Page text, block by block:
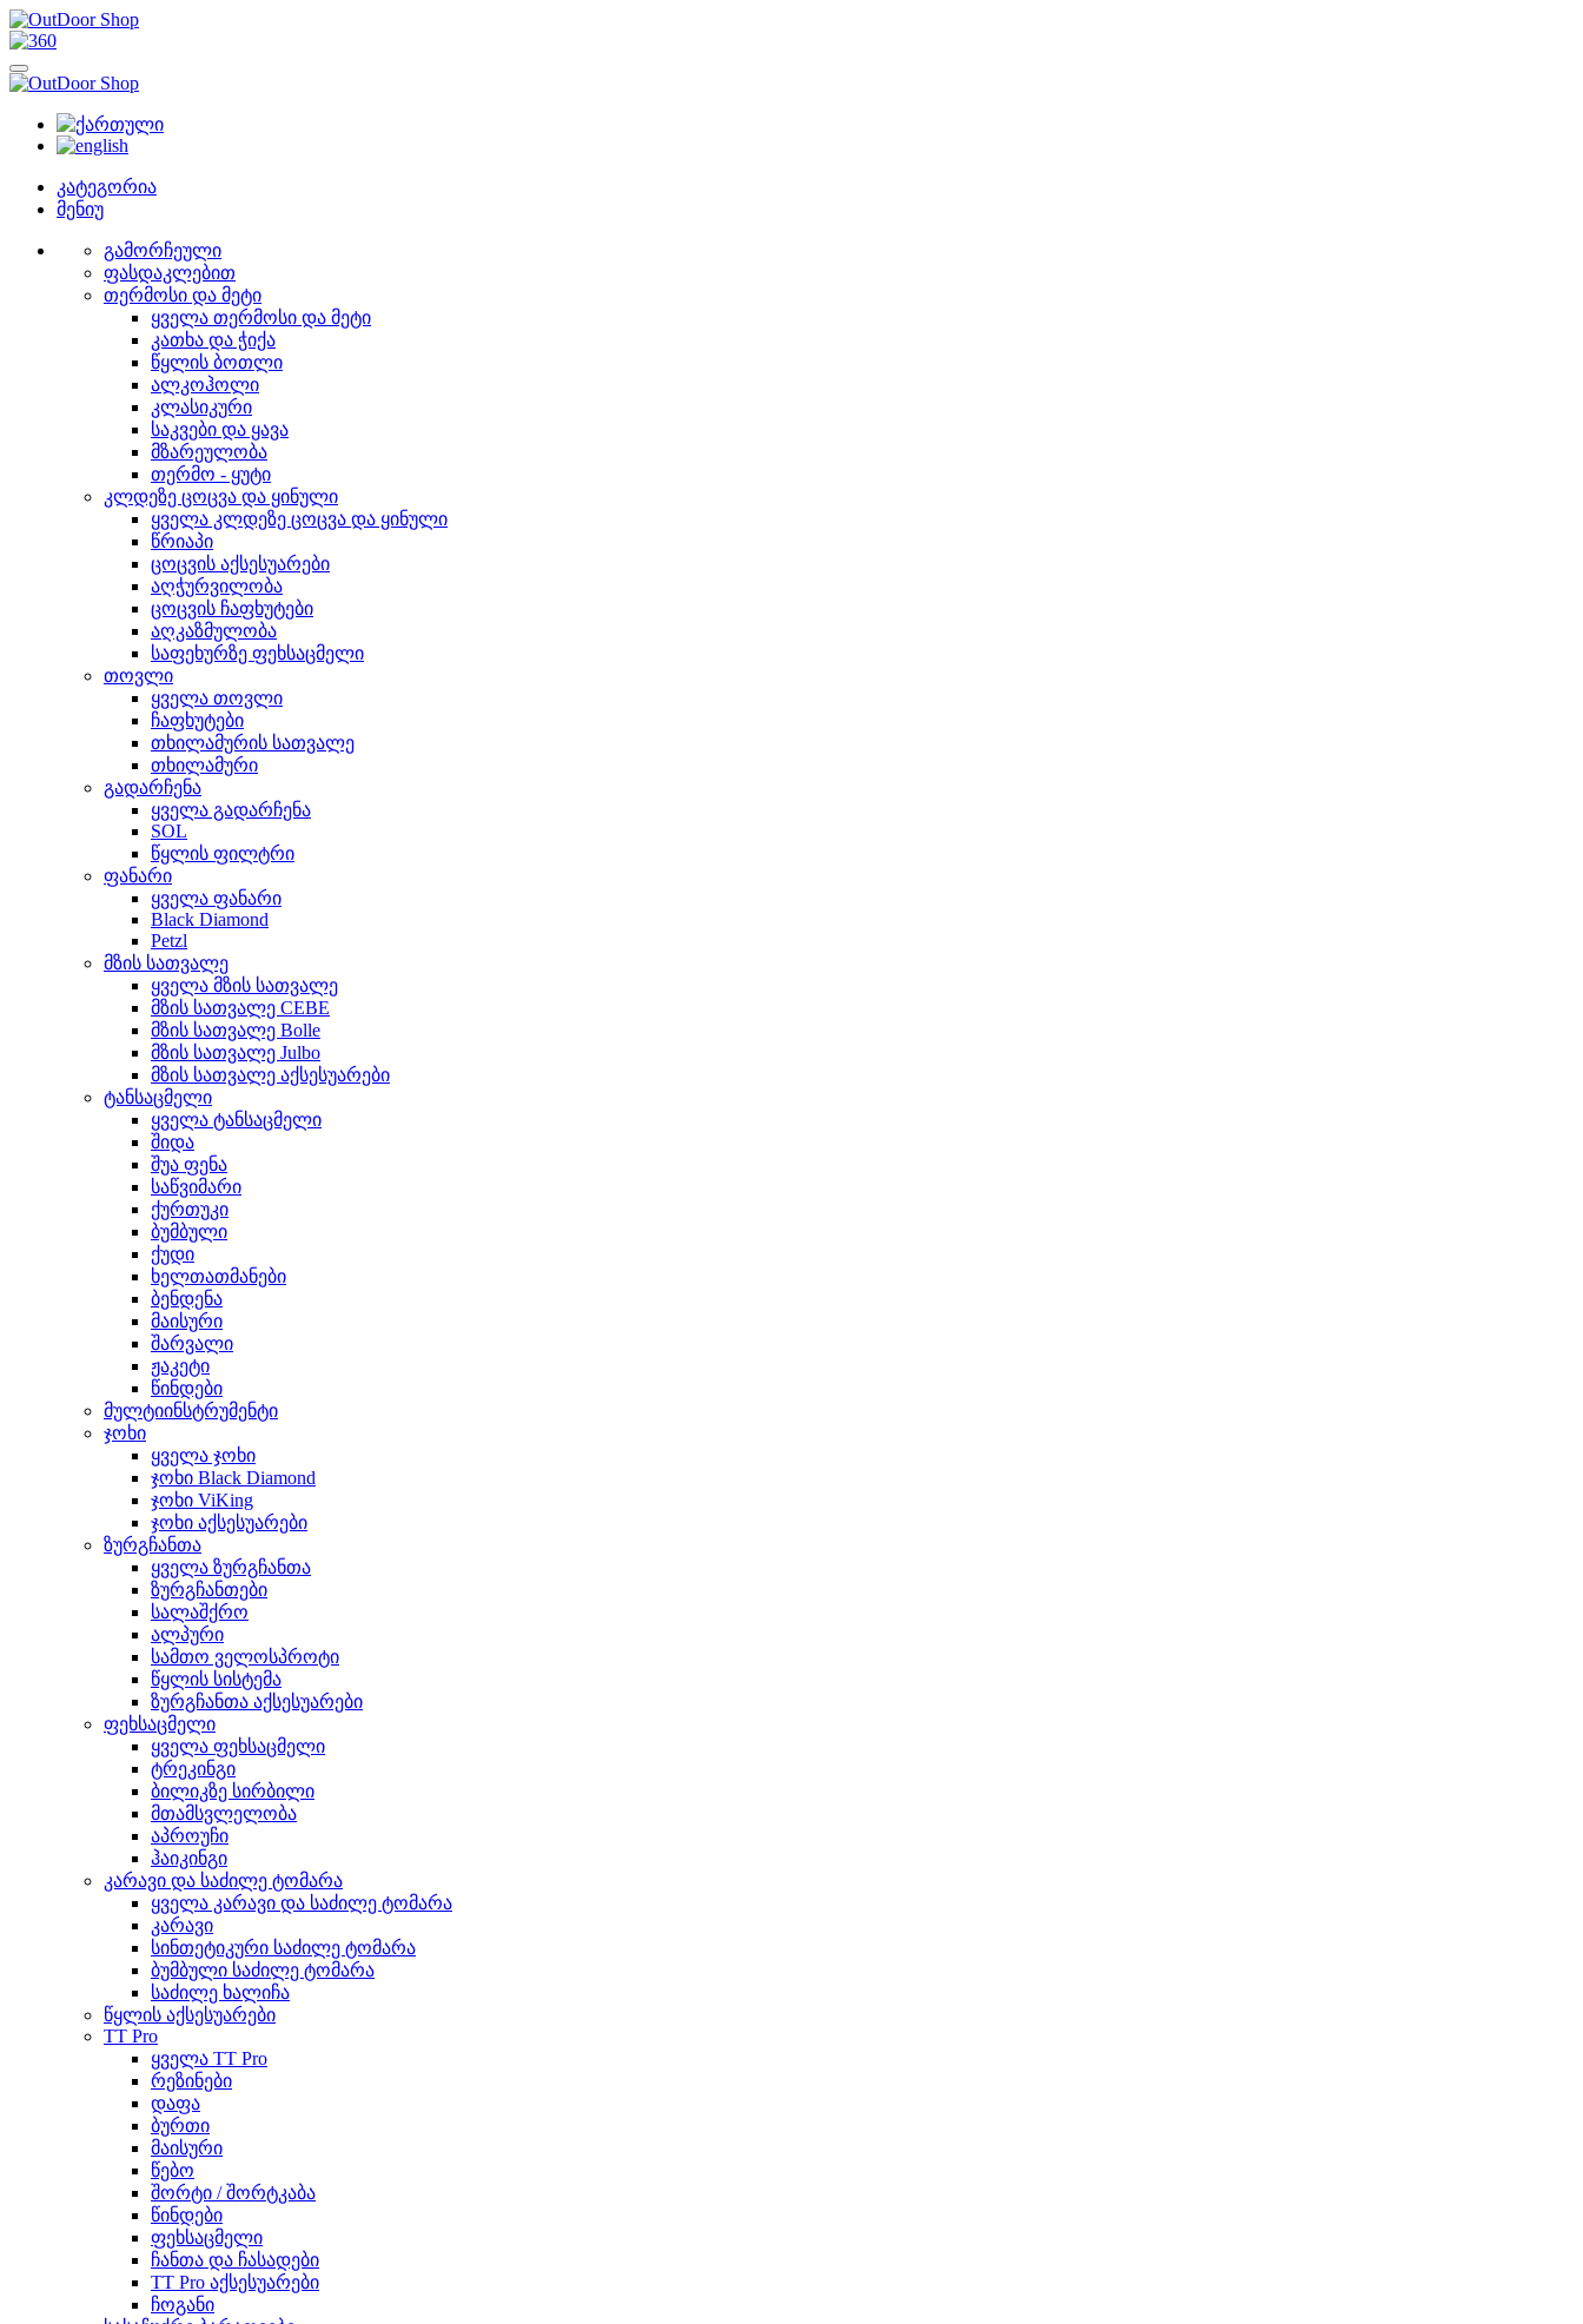
კატეგორია
მენიუ
გამორჩეული
ფასდაკლებით
თერმოსი და მეტი
ყველა თერმოსი და მეტი
კათხა და ჭიქა
წყლის ბოთლი
ალკოჰოლი
კლასიკური
საკვები და ყავა
მზარეულობა
თერმო - ყუტი
კლდეზე ცოცვა და ყინული
ყველა კლდეზე ცოცვა და ყინული
წრიაპი
ცოცვის აქსესუარები
აღჭურვილობა
ცოცვის ჩაფხუტები
აღკაზმულობა
საფეხურზე ფეხსაცმელი
თოვლი
ყველა თოვლი
ჩაფხუტები
თხილამურის სათვალე
თხილამური
გადარჩენა
ყველა გადარჩენა
SOL
წყლის ფილტრი
ფანარი
ყველა ფანარი
Black Diamond
Petzl
მზის სათვალე
ყველა მზის სათვალე
მზის სათვალე CEBE
მზის სათვალე Bolle
მზის სათვალე Julbo
მზის სათვალე აქსესუარები
ტანსაცმელი
ყველა ტანსაცმელი
შიდა
შუა ფენა
საწვიმარი
ქურთუკი
ბუმბული
ქუდი
ხელთათმანები
ბენდენა
მაისური
შარვალი
ჟაკეტი
წინდები
მულტიინსტრუმენტი
ჯოხი
ყველა ჯოხი
ჯოხი Black Diamond
ჯოხი ViKing
ჯოხი აქსესუარები
ზურგჩანთა
ყველა ზურგჩანთა
ზურგჩანთები
სალაშქრო
ალპური
სამთო ველოსპროტი
წყლის სისტემა
ზურგჩანთა აქსესუარები
ფეხსაცმელი
ყველა ფეხსაცმელი
ტრეკინგი
ბილიკზე სირბილი
მთამსვლელობა
აპროუჩი
ჰაიკინგი
კარავი და საძილე ტომარა
ყველა კარავი და საძილე ტომარა
კარავი
სინთეტიკური საძილე ტომარა
ბუმბული საძილე ტომარა
საძილე ხალიჩა
წყლის აქსესუარები
TT Pro
ყველა TT Pro
რეზინები
დაფა
ბურთი
მაისური
წებო
შორტი / შორტკაბა
წინდები
ფეხსაცმელი
ჩანთა და ჩასადები
TT Pro აქსესუარები
ჩოგანი